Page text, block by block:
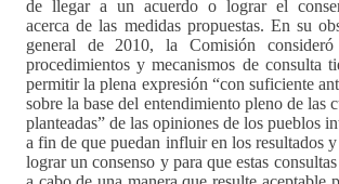
de llegar a un acuerdo o lograr el
acerca de las medidas propuestas. En su
general de 2010, la Comisión
procedimientos y mecanismos de consulta
permitir la plena expresión “con suficiente
sobre la base del entendimiento pleno de las
planteadas” de las opiniones de los pueblos
a fin de que puedan influir en los resultados y
lograr un consenso y para que estas